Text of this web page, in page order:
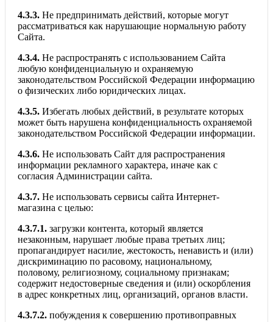
4.3.3. Не предпринимать действий, которые могут
рассматриваться как нарушающие нормальную работу
Сайта.
4.3.4. Не распространять с использованием Сайта
любую конфиденциальную и охраняемую
законодательством Российской Федерации информацию
о физических либо юридических лицах.
4.3.5. Избегать любых действий, в результате которых
может быть нарушена конфиденциальность охраняемой
законодательством Российской Федерации информации.
4.3.6. Не использовать Сайт для распространения
информации рекламного характера, иначе как с
согласия Администрации сайта.
4.3.7. Не использовать сервисы сайта Интернет-
магазина с целью:
4.3.7.1. загрузки контента, который является
незаконным, нарушает любые права третьих лиц;
пропагандирует насилие, жестокость, ненависть и (или)
дискриминацию по расовому, национальному,
половому, религиозному, социальному признакам;
содержит недостоверные сведения и (или) оскорбления
в адрес конкретных лиц, организаций, органов власти.
4.3.7.2. побуждения к совершению противоправных